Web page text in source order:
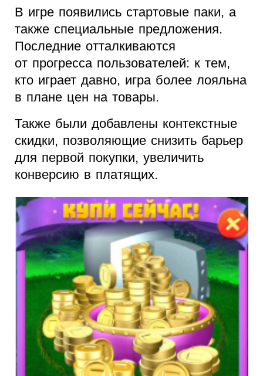
В игре появились стартовые паки, а
также специальные предложения.
Последние отталкиваются
от прогресса пользователей: к тем,
кто играет давно, игра более лояльна
в плане цен на товары.
Также были добавлены контекстные
скидки, позволяющие снизить барьер
для первой покупки, увеличить
конверсию в платящих.